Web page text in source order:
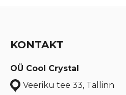
KONTAKT
OÜ Cool Crystal
Veeriku tee 33, Tallinn